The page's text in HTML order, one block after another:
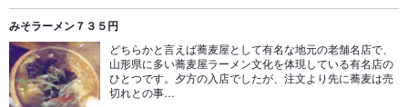
みそラーメン７３５円
どちらかと言えば蕎麦屋として有名な地元の老舗名店で、
山形県に多い蕎麦屋ラーメン文化を体現している有名店の
ひとつです。夕方の入店でしたが、注文より先に蕎麦は売
切れとの事…